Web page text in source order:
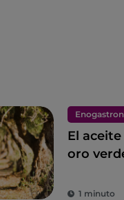
El
oro
1 minuto